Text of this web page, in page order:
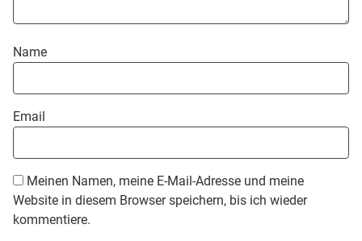
Name
Email
Meinen Namen, meine E-Mail-Adresse und meine
Website in diesem Browser speichern, bis ich wieder
kommentiere.